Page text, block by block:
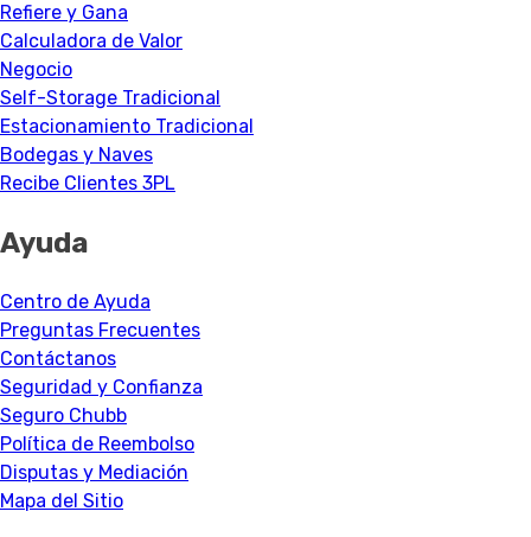
Refiere y Gana
Calculadora de Valor
Negocio
Self-Storage Tradicional
Estacionamiento Tradicional
Bodegas y Naves
Recibe Clientes 3PL
Ayuda
Centro de Ayuda
Preguntas Frecuentes
Contáctanos
Seguridad y Confianza
Seguro Chubb
Política de Reembolso
Disputas y Mediación
Mapa del Sitio